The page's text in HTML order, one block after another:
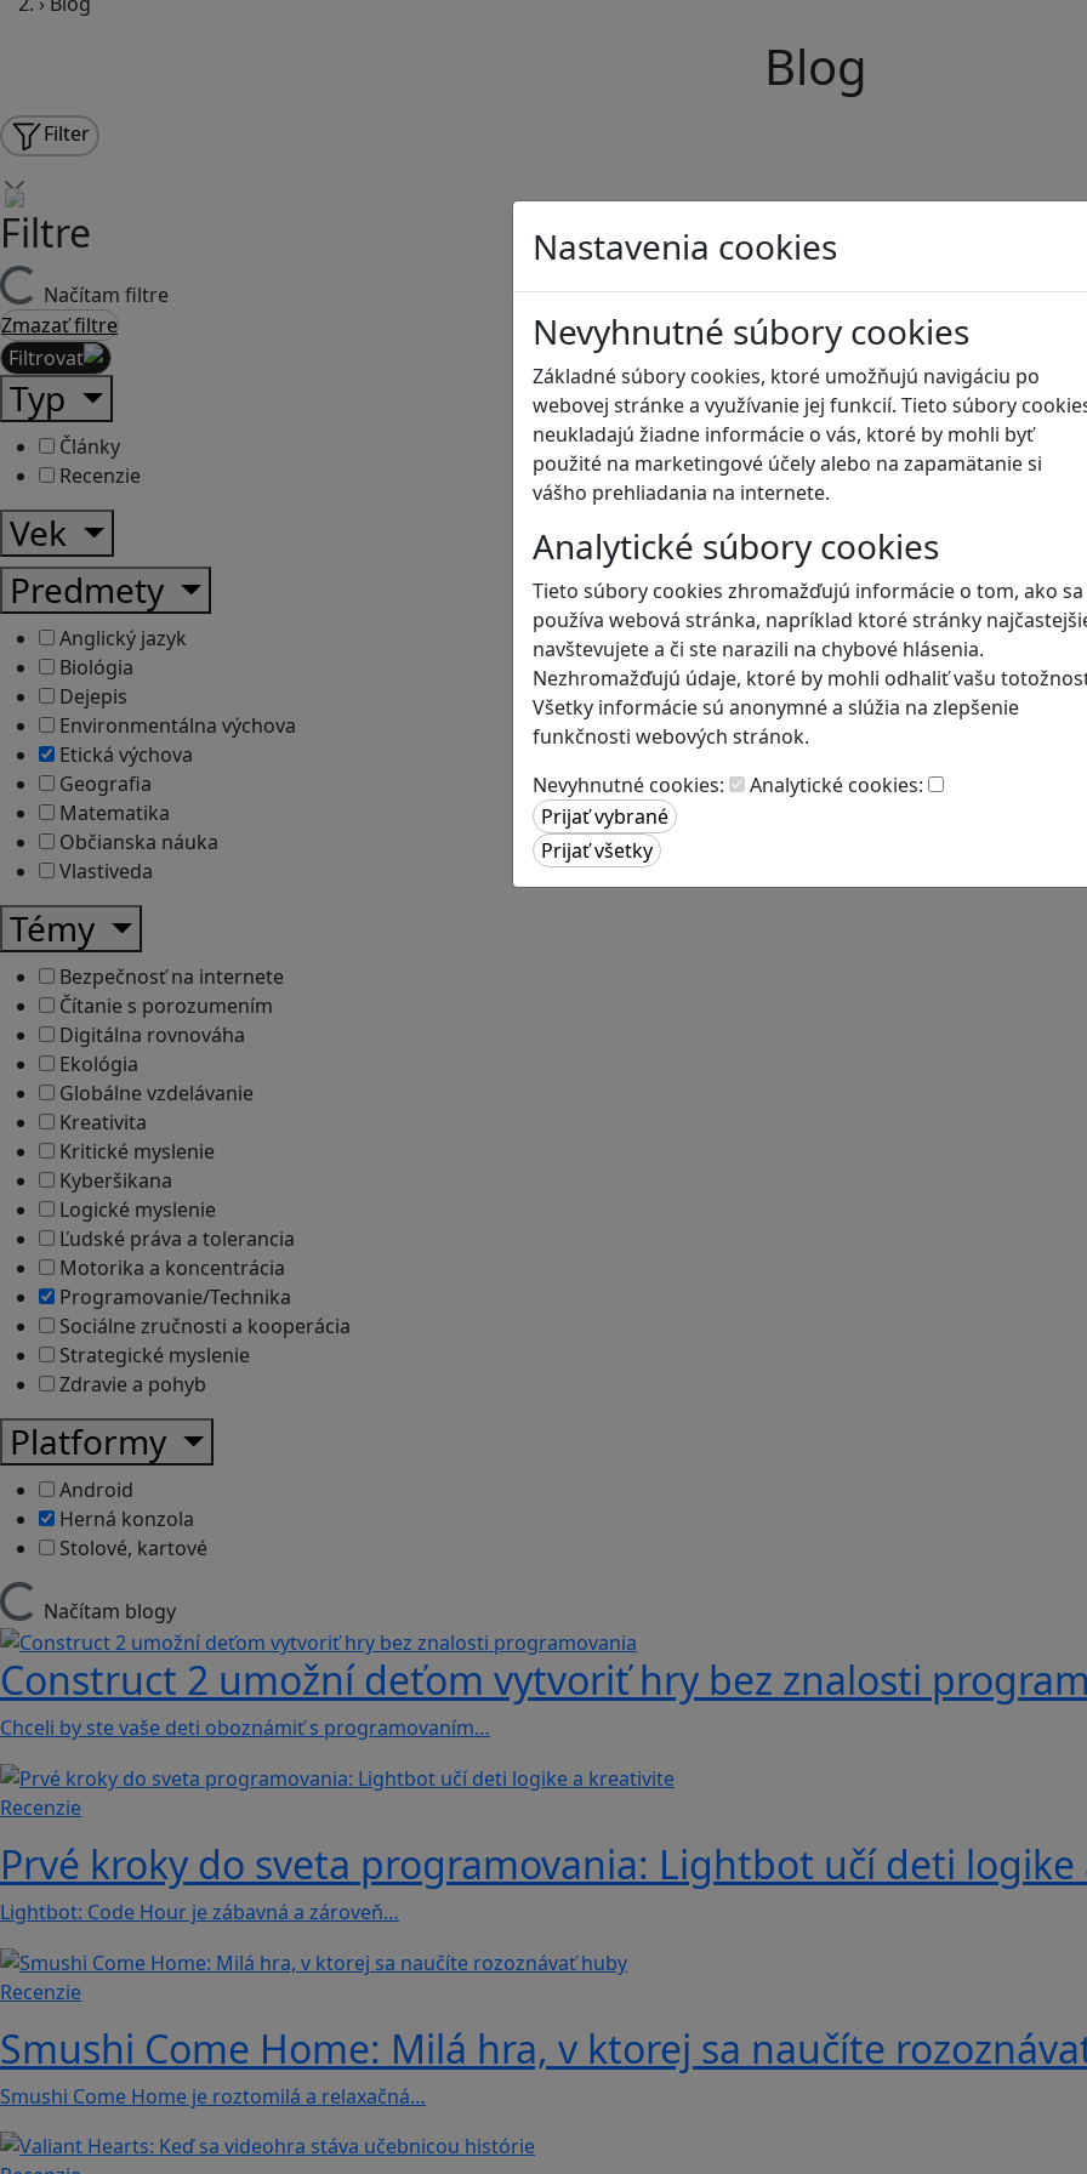
Nastavenia cookies
Nevyhnutné súbory cookies
Základné súbory cookies, ktoré umožňujú navigáciu po
webovej stránke a využívanie jej funkcií. Tieto súbory
neukladajú žiadne informácie o vás, ktoré by mohli byť
použité na marketingové účely alebo na zapamätanie si
vášho prehliadania na internete.
Analytické súbory cookies
Tieto súbory cookies zhromažďujú informácie o tom, ako sa
používa webová stránka, napríklad ktoré stránky
navštevujete a či ste narazili na chybové hlásenia.
Nezhromažďujú údaje, ktoré by mohli odhaliť vašu
Všetky informácie sú anonymné a slúžia na zlepšenie
funkčnosti webových stránok.
Nevyhnutné cookies:
Analytické cookies:
Blog
Filter
Filtre
Načítam filtre
Zmazať filtre
Filtrovať
Typ
Články
Recenzie
Vek
Predmety
Anglický jazyk
Biológia
Dejepis
Environmentálna výchova
Etická výchova
Geografia
Matematika
Občianska náuka
Vlastiveda
Témy
Bezpečnosť na internete
Čítanie s porozumením
Digitálna rovnováha
Ekológia
Globálne vzdelávanie
Kreativita
Kritické myslenie
Kyberšikana
Logické myslenie
Ľudské práva a tolerancia
Motorika a koncentrácia
Programovanie/Technika
Sociálne zručnosti a kooperácia
Strategické myslenie
Zdravie a pohyb
Platformy
Android
Herná konzola
Stolové, kartové
Načítam blogy
Construct 2 umožní deťom vytvoriť hry bez znalosti
Chceli by ste vaše deti oboznámiť s programovaním…
Recenzie
Prvé kroky do sveta programovania: Lightbot učí deti
Lightbot: Code Hour je zábavná a zároveň…
Recenzie
Smushi Come Home: Milá hra, v ktorej sa naučíte
Smushi Come Home je roztomilá a relaxačná…